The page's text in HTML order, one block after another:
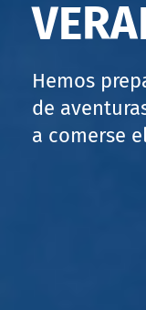
Hemos
de
a comerse